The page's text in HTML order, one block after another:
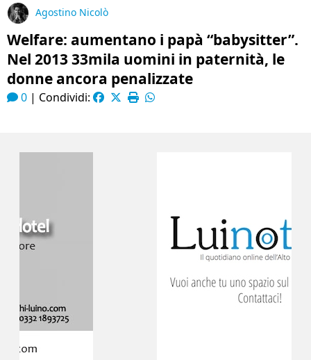
Agostino Nicolò
Welfare: aumentano i papà “babysitter”.
Nel 2013 33mila uomini in paternità, le
donne ancora penalizzate
0 | Condividi: